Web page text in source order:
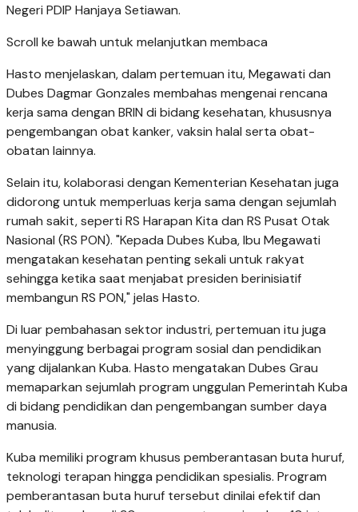
Negeri PDIP Hanjaya Setiawan.
Scroll ke bawah untuk melanjutkan membaca
Hasto menjelaskan, dalam pertemuan itu, Megawati dan
Dubes Dagmar Gonzales membahas mengenai rencana
kerja sama dengan BRIN di bidang kesehatan, khususnya
pengembangan obat kanker, vaksin halal serta obat-
obatan lainnya.
Selain itu, kolaborasi dengan Kementerian Kesehatan juga
didorong untuk memperluas kerja sama dengan sejumlah
rumah sakit, seperti RS Harapan Kita dan RS Pusat Otak
Nasional (RS PON). "Kepada Dubes Kuba, Ibu Megawati
mengatakan kesehatan penting sekali untuk rakyat
sehingga ketika saat menjabat presiden berinisiatif
membangun RS PON," jelas Hasto.
Di luar pembahasan sektor industri, pertemuan itu juga
menyinggung berbagai program sosial dan pendidikan
yang dijalankan Kuba. Hasto mengatakan Dubes Grau
memaparkan sejumlah program unggulan Pemerintah Kuba
di bidang pendidikan dan pengembangan sumber daya
manusia.
Kuba memiliki program khusus pemberantasan buta huruf,
teknologi terapan hingga pendidikan spesialis. Program
pemberantasan buta huruf tersebut dinilai efektif dan